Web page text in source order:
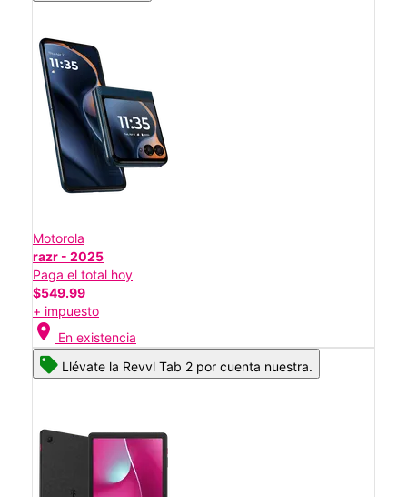
Motorola
razr - 2025
Paga el total hoy
$549.99
+ impuesto
location_on En existencia
Llévate la Revvl Tab 2 por cuenta nuestra.